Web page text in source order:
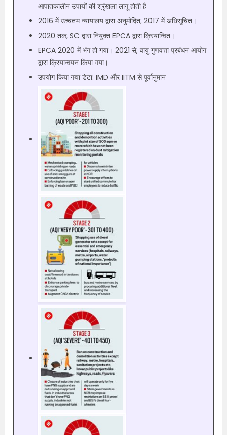
आपातकालीन उपायों की श्रृंखला लागू होती है
2016 में उच्चतम न्यायालय द्वारा अनुमोदित; 2017 में अधिसूचित।​
2020 तक, SC द्वारा नियुक्त EPCA द्वारा क्रियान्वित।​
EPCA 2020 में भंग हो गया। 2021 से, वायु गुणवत्ता प्रबंधन आयोग
द्वारा क्रियान्वयन किया गया।
उपयोग किया गया डेटा: IMD और IITM से पूर्वानुमान